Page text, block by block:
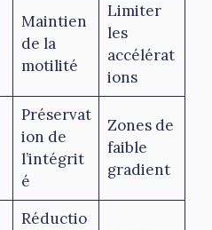
Maintien
de la
motilité
Limiter
les
accélérat
ions
Préservat
ion de
l’intégrit
é
Zones de
faible
gradient
Réductio